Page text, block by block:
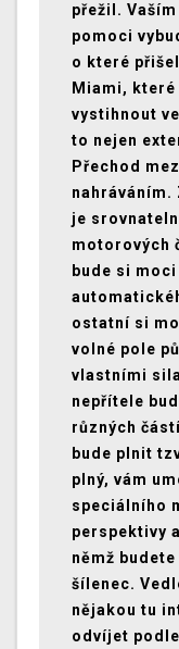
přežil.
pomoci
o které
Miami,
vystihnout
to nejen
Přechod
nahráváním.
je
motorových
bude si
ostatní si
volné pole
vlastními
nepřítele
různých
bude plnit
plný, vám
speciálního
perspektivy
němž
šílenec.
nějakou tu
odvíjet